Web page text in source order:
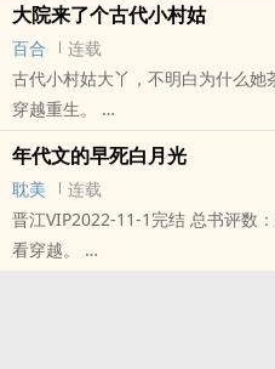
大院来了个古代小村姑
百合
连载
古代小村姑大丫，不明白为什么
穿越重生。
请不要忘记向您QQ群和微博里的朋
年代文的早死白月光
耽美
连载
晋江VIP2022-11-1完结 总书评数
看穿越。